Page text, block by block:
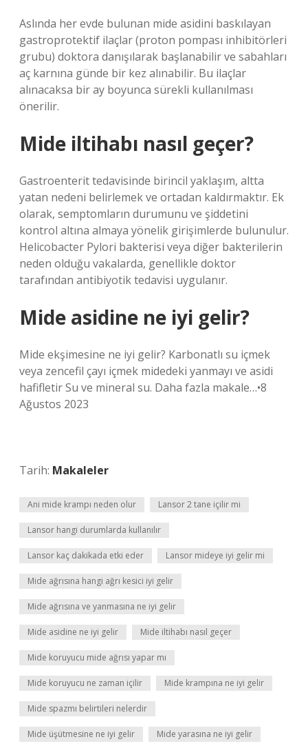
Aslında her evde bulunan mide asidini baskılayan
gastroprotektif ilaçlar (proton pompası inhibitörleri
grubu) doktora danışılarak başlanabilir ve sabahları
aç karnına günde bir kez alınabilir. Bu ilaçlar
alınacaksa bir ay boyunca sürekli kullanılması
önerilir.
Mide iltihabı nasıl geçer?
Gastroenterit tedavisinde birincil yaklaşım, altta
yatan nedeni belirlemek ve ortadan kaldırmaktır. Ek
olarak, semptomların durumunu ve şiddetini
kontrol altına almaya yönelik girişimlerde bulunulur.
Helicobacter Pylori bakterisi veya diğer bakterilerin
neden olduğu vakalarda, genellikle doktor
tarafından antibiyotik tedavisi uygulanır.
Mide asidine ne iyi gelir?
Mide ekşimesine ne iyi gelir? Karbonatlı su içmek
veya zencefil çayı içmek midedeki yanmayı ve asidi
hafifletir Su ve mineral su. Daha fazla makale…•8
Ağustos 2023
Tarih: Makaleler
Ani mide krampı neden olur Lansor 2 tane içilir mi
Lansor hangi durumlarda kullanılır
Lansor kaç dakikada etki eder Lansor mideye iyi gelir mi
Mide ağrısına hangi ağrı kesici iyi gelir
Mide ağrısına ve yanmasına ne iyi gelir
Mide asidine ne iyi gelir Mide iltihabı nasıl geçer
Mide koruyucu mide ağrısı yapar mı
Mide koruyucu ne zaman içilir Mide krampına ne iyi gelir
Mide spazmı belirtileri nelerdir
Mide üşütmesine ne iyi gelir Mide yarasına ne iyi gelir